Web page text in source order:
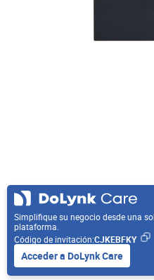
Simplifique su negocio desde una
plataforma.
Código de invitación:CJKEBFKY
Acceder a DoLynk Care